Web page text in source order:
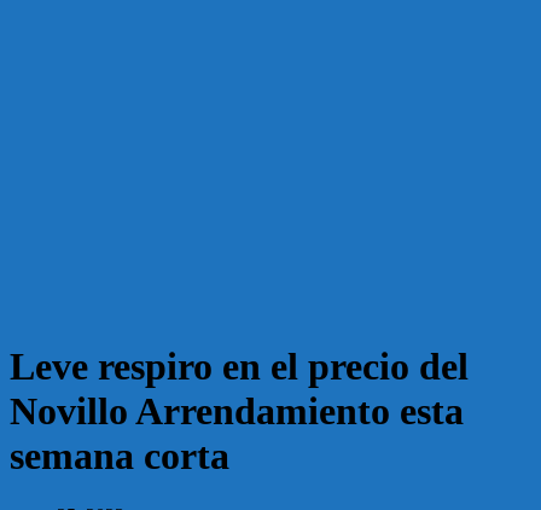
Leve respiro en el precio del
Novillo Arrendamiento esta
semana corta